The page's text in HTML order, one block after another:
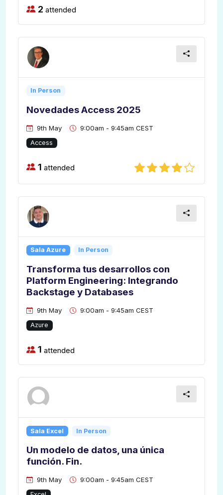
2 attended
In Person
Novedades Access 2025
9th May 9:00am - 9:45am CEST
Access
1 attended
Sala Azure In Person
Transforma tus desarrollos con
Platform Engineering: Integrando
Backstage y Databases
9th May 9:00am - 9:45am CEST
Azure
1 attended
Sala Excel In Person
Un modelo de datos, una única
función. Fin.
9th May 9:00am - 9:45am CEST